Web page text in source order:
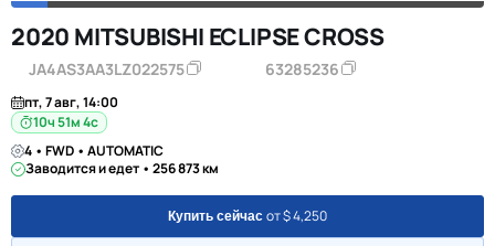
2020 MITSUBISHI ECLIPSE CROSS
JA4AS3AA3LZ022575 63285236
пт, 7 авг, 14:00
10ч 51м 3с
4 • FWD • AUTOMATIC
Заводится и едет • 256 873 км
Купить сейчас от $ 4,250